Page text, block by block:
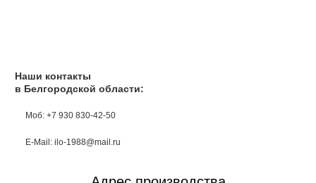
Наши контакты
в Белгородской области:
Моб: +7 930 830-42-50
E-Mail: ilo-1988@mail.ru